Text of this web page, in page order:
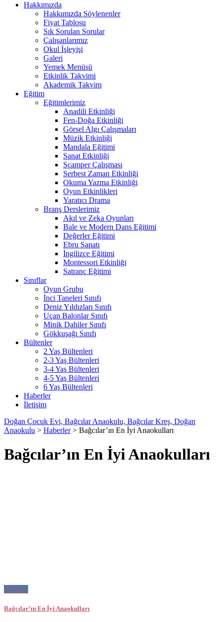
Hakkımızda
Hakkımızda Söylenenler
Fiyat Tablosu
Sık Sorulan Sorular
Çalışanlarımız
Okul İşleyişi
Galeri
Yemek Menüsü
Etkinlik Takvimi
Akademik Takvim
Eğitim
Eğitimlerimiz
Anadili Etkinliği
Fen-Doğa Etkinliği
Görsel Algı Çalışmaları
Müzik Etkinliği
Mandala Eğitimi
Sanat Etkinliği
Scamper Çalışması
Serbest Zaman Etkinliği
Okuma Yazma Etkinliği
Oyun Etkinlikleri
Yaratıcı Drama
Branş Derslerimiz
Akıl ve Zeka Oyunları
Bale ve Modern Dans Eğitimi
Değerler Eğitimi
Ebru Sanatı
İngilizce Eğitimi
Montessori Etkinliği
Satranç Eğitimi
Sınıflar
Oyun Grubu
İnci Taneleri Sınıfı
Deniz Yıldızları Sınıfı
Uçan Balonlar Sınıfı
Minik Dahiler Sınıfı
Gökkuşağı Sınıfı
Bültenler
2 Yaş Bültenleri
2-3 Yaş Bültenleri
3-4 Yaş Bültenleri
4-5 Yaş Bültenleri
6 Yaş Bültenleri
Haberler
İletişim
Doğan Çocuk Evi, Bağcılar Anaokulu, Bağcılar Kreş, Doğan
Anaokulu > Haberler> Bağcılar’ın En İyi Anaokulları
Bağcılar’ın En İyi Anaokulları
30 May
Bağcılar’ın En İyi Anaokulları